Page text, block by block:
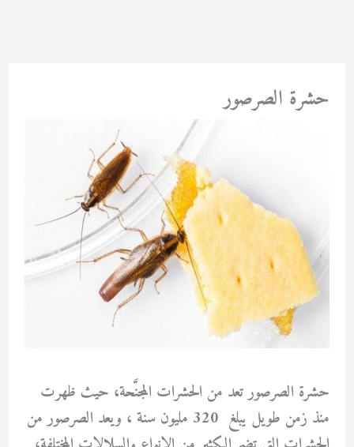
حشرة الصرصور
حشرة الصرصور تعد من الحشرات المجنَّحة، حيث ظهرت
منذ زمن طويل يبلغ 320 مليون سنة ، ويعد الصرصور من